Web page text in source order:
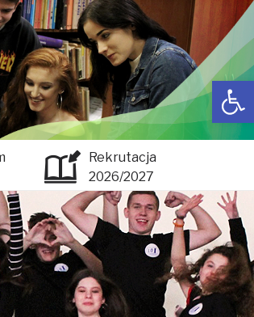
Open toolbar
Rekrutacja
2026/2027